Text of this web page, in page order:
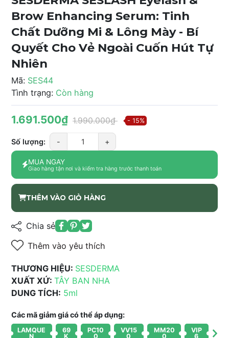
Brow Enhancing Serum: Tinh
Chất Dưỡng Mi & Lông Mày - Bí
Quyết Cho Vẻ Ngoài Cuốn Hút Tự
Nhiên
Mã: SES44
Tình trạng: Còn hàng
1.691.500₫ 1.990.000₫ - 15%
Số lượng: - +
MUA NGAY
Giao hàng tận nơi và kiểm tra hàng trước thanh toán
THÊM VÀO GIỎ HÀNG
Chia sẻ
Thêm vào yêu thích
THƯƠNG HIỆU: SESDERMA
XUẤT XỨ: TÂY BAN NHA
DUNG TÍCH: 5ml
Các mã giảm giá có thể áp dụng:
LAMQUE
N
69
K
PC10
0
VV15
0
MM20
0
VIP
6